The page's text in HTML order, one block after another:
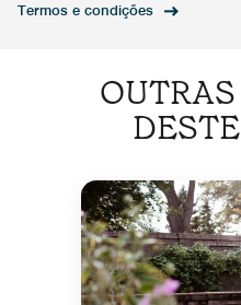
Termos e condições